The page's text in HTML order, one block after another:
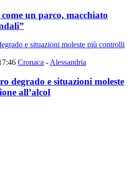
un parco, macchiato
Cronaca - Alessandria
degrado e situazioni moleste
all’alcol